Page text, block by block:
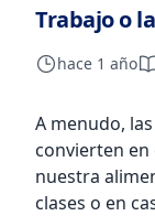
Trabajo o
hace 1 año
A menudo,
convierten
nuestra
clases o en